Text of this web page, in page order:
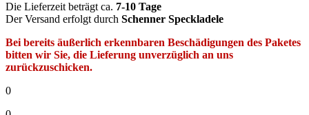
Die Lieferzeit beträgt ca. 7-10 Tage
Der Versand erfolgt durch Schenner Speckladele
Bei bereits äußerlich erkennbaren Beschädigungen des Paketes
bitten wir Sie, die Lieferung unverzüglich an uns
zurückzuschicken.
0